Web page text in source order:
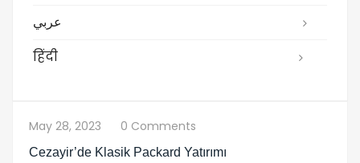
عربي
हिंदी
May 28, 2023 0 Comments
Cezayir’de Klasik Packard Yatırımı